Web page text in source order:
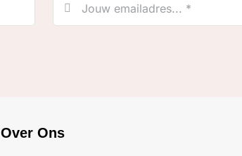
Over Ons